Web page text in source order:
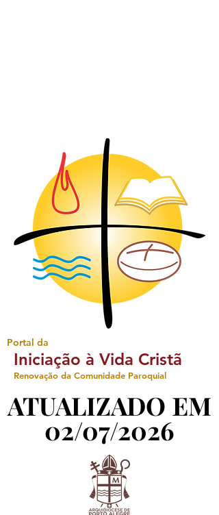
Portal da
Iniciação à Vida Cristã
Renovação da Comunidade Paroquial
ATUALIZADO EM
02/07/2026
ATUALIZADO EM
02/07/2026